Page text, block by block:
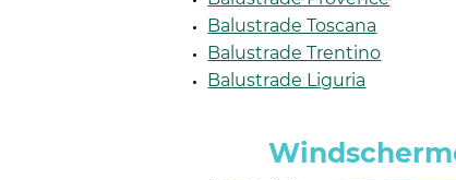
Balustrade Toscana
Balustrade Trentino
Balustrade Liguria